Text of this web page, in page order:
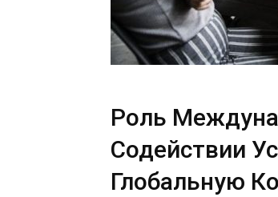
Роль
Содействии
Глобальную